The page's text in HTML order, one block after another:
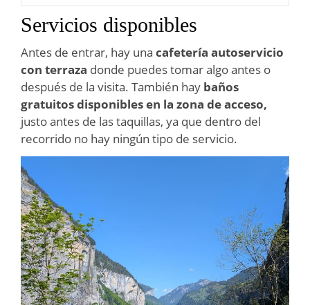
Servicios disponibles
Antes de entrar, hay una cafetería autoservicio
con terraza donde puedes tomar algo antes o
después de la visita. También hay baños
gratuitos disponibles en la zona de acceso,
justo antes de las taquillas, ya que dentro del
recorrido no hay ningún tipo de servicio.